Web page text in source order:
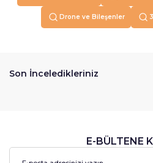
Drone ve Bileşenler
Son İnceledikleriniz
E-BÜLTENE